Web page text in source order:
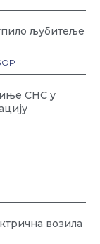
љубитеље
СНС у
возила